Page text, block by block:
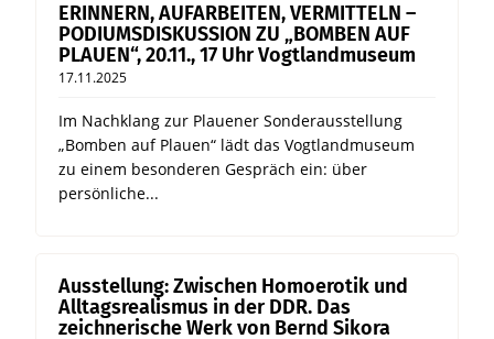
ERINNERN, AUFARBEITEN, VERMITTELN –
PODIUMSDISKUSSION ZU „BOMBEN AUF
PLAUEN“, 20.11., 17 Uhr Vogtlandmuseum
17.11.2025
Im Nachklang zur Plauener Sonderausstellung
„Bomben auf Plauen“ lädt das Vogtlandmuseum
zu einem besonderen Gespräch ein: über
persönliche...
Ausstellung: Zwischen Homoerotik und
Alltagsrealismus in der DDR. Das
zeichnerische Werk von Bernd Sikora